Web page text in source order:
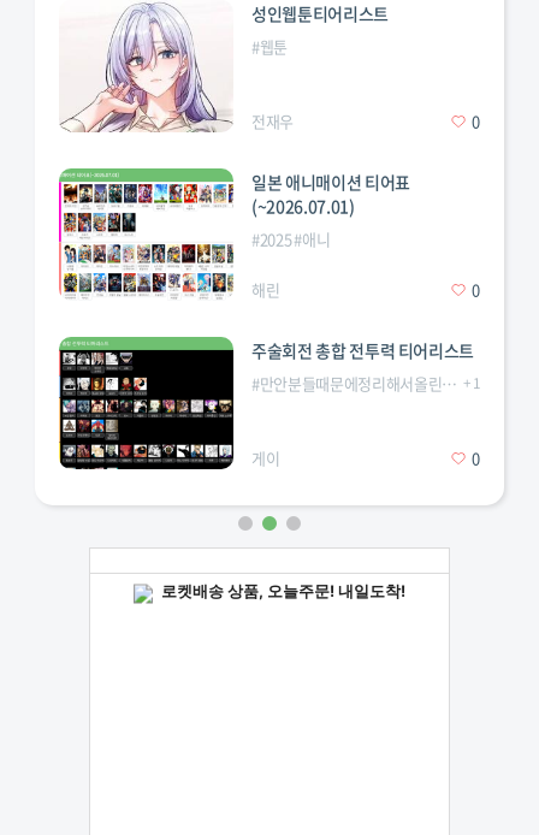
성인웹툰티어리스트
#웹툰
전재우 0
일본 애니매이션 티어표
(~2026.07.01)
#2025#애니
해린 0
주술회전 총합 전투력 티어리스트
#만안분들때문에정리해서올린다 #주술회전
+1
게이 0